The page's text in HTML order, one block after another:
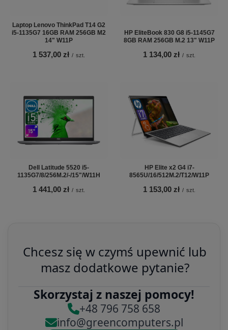
Laptop Lenovo ThinkPad T14 G2
i5-1135G7 16GB RAM 256GB M2
14" W11P
1 537,00 zł / szt.
HP EliteBook 830 G8 i5-1145G7
8GB RAM 256GB M.2 13" W11P
1 134,00 zł / szt.
Dell Latitude 5520 i5-
1135G7/8/256M.2/-/15"/W11H
1 441,00 zł / szt.
HP Elite x2 G4 i7-
8565U/16/512M.2/T12/W11P
1 153,00 zł / szt.
Chcesz się w czymś upewnić lub
masz dodatkowe pytanie?
Skorzystaj z naszej pomocy!
+48 796 758 658
info@greencomputers.pl